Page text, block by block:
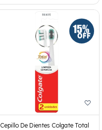
Cepillo De Dientes Colgate Total